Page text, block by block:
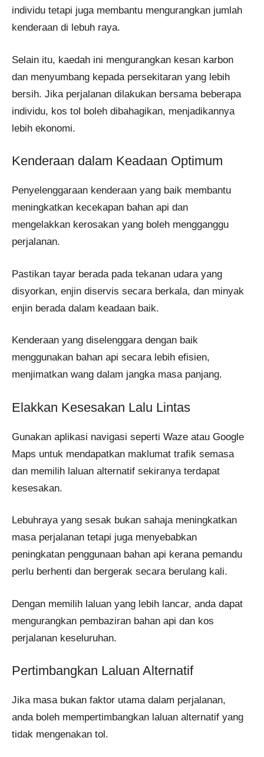
individu tetapi juga membantu mengurangkan jumlah
kenderaan di lebuh raya.
Selain itu, kaedah ini mengurangkan kesan karbon
dan menyumbang kepada persekitaran yang lebih
bersih. Jika perjalanan dilakukan bersama beberapa
individu, kos tol boleh dibahagikan, menjadikannya
lebih ekonomi.
Kenderaan dalam Keadaan Optimum
Penyelenggaraan kenderaan yang baik membantu
meningkatkan kecekapan bahan api dan
mengelakkan kerosakan yang boleh mengganggu
perjalanan.
Pastikan tayar berada pada tekanan udara yang
disyorkan, enjin diservis secara berkala, dan minyak
enjin berada dalam keadaan baik.
Kenderaan yang diselenggara dengan baik
menggunakan bahan api secara lebih efisien,
menjimatkan wang dalam jangka masa panjang.
Elakkan Kesesakan Lalu Lintas
Gunakan aplikasi navigasi seperti Waze atau Google
Maps untuk mendapatkan maklumat trafik semasa
dan memilih laluan alternatif sekiranya terdapat
kesesakan.
Lebuhraya yang sesak bukan sahaja meningkatkan
masa perjalanan tetapi juga menyebabkan
peningkatan penggunaan bahan api kerana pemandu
perlu berhenti dan bergerak secara berulang kali.
Dengan memilih laluan yang lebih lancar, anda dapat
mengurangkan pembaziran bahan api dan kos
perjalanan keseluruhan.
Pertimbangkan Laluan Alternatif
Jika masa bukan faktor utama dalam perjalanan,
anda boleh mempertimbangkan laluan alternatif yang
tidak mengenakan tol.